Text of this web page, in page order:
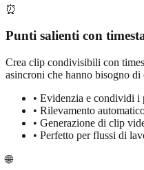
⏰
Punti salienti con
Crea clip condivisibili con
asincroni che hanno bisogno di
• Evidenzia e condividi i
• Rilevamento
• Generazione di clip
• Perfetto per flussi di
🌐